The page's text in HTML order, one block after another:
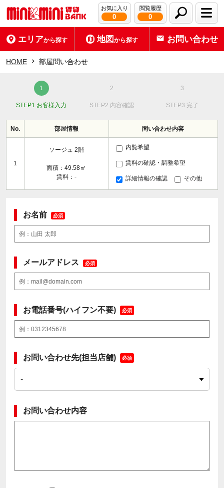
お気に入り
0
閲覧履歴
0
エリアから探す 地図から探す お問い合わせ
HOME 部屋問い合わせ
STEP1 お客様入力 STEP2 内容確認 STEP3 完了
No. 部屋情報 問い合わせ内容
1
ソージュ 2階
面積：49.58㎡
賃料：-
内覧希望
賃料の確認・調整希望
詳細情報の確認 その他
お名前 必須
メールアドレス 必須
お電話番号(ハイフン不要) 必須
お問い合わせ先(担当店舗) 必須
お問い合わせ内容